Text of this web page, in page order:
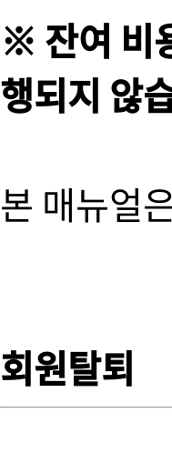
※ 잔여 비
행되지 않
본 매뉴얼
회원탈퇴